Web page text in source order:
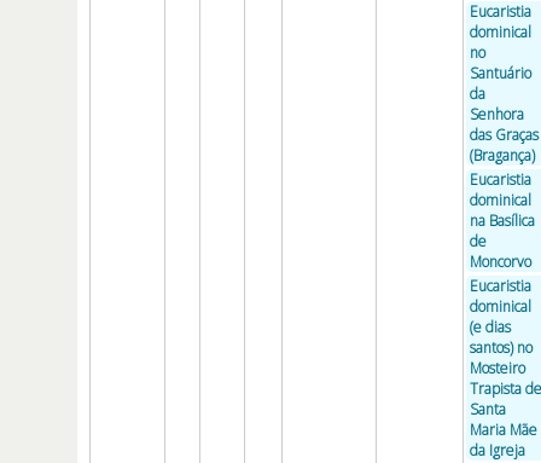
Eucaristia
dominical
no
Santuário
da
Senhora
das Graças
(Bragança)
Eucaristia
dominical
na Basílica
de
Moncorvo
Eucaristia
dominical
(e dias
santos) no
Mosteiro
Trapista de
Santa
Maria Mãe
da Igreja